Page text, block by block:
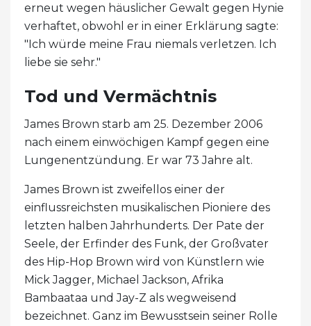
erneut wegen häuslicher Gewalt gegen Hynie
verhaftet, obwohl er in einer Erklärung sagte:
"Ich würde meine Frau niemals verletzen. Ich
liebe sie sehr."
Tod und Vermächtnis
James Brown starb am 25. Dezember 2006
nach einem einwöchigen Kampf gegen eine
Lungenentzündung. Er war 73 Jahre alt.
James Brown ist zweifellos einer der
einflussreichsten musikalischen Pioniere des
letzten halben Jahrhunderts. Der Pate der
Seele, der Erfinder des Funk, der Großvater
des Hip-Hop Brown wird von Künstlern wie
Mick Jagger, Michael Jackson, Afrika
Bambaataa und Jay-Z als wegweisend
bezeichnet. Ganz im Bewusstsein seiner Rolle